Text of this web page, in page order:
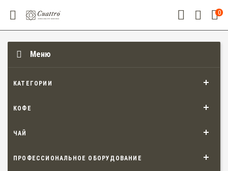
0
Меню
КАТЕГОРИИ
КОФЕ
ЧАЙ
ПРОФЕССИОНАЛЬНОЕ ОБОРУДОВАНИЕ